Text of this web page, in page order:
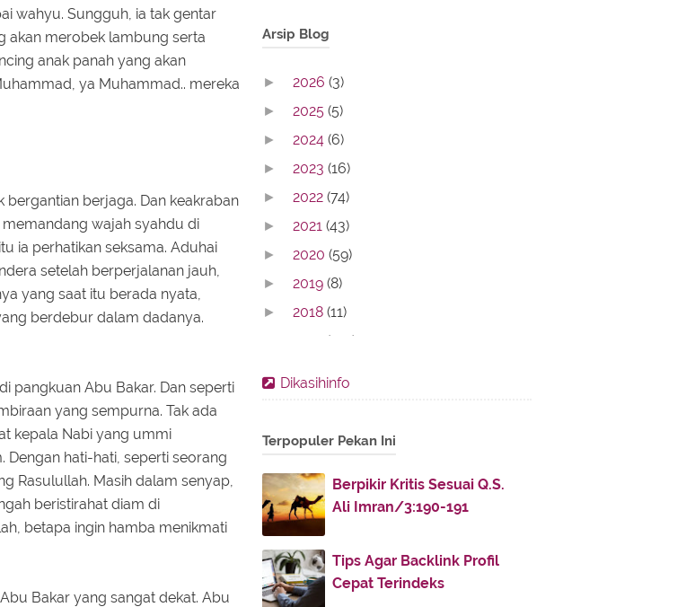
wahyu. Sungguh, ia tak gentar
akan merobek lambung serta
anak panah yang akan
ya Muhammad.. mereka
berjaga. Dan keakraban
wajah syahdu di
ia perhatikan seksama. Aduhai
setelah berperjalanan jauh,
yang saat itu berada nyata,
berdebur dalam dadanya.
pangkuan Abu Bakar. Dan seperti
yang sempurna. Tak ada
kepala Nabi yang ummi
Dengan hati-hati, seperti seorang
Rasulullah. Masih dalam senyap,
beristirahat diam di
betapa ingin hamba menikmati
Bakar yang sangat dekat. Abu
Arsip Blog
► 2026 (3)
► 2025 (5)
► 2024 (6)
► 2023 (16)
► 2022 (74)
► 2021 (43)
► 2020 (59)
► 2019 (8)
► 2018 (11)
(142)
► November(32)
► October(4)
► July
► June(38)
► May (30)
Dikasihinfo
Terpopuler Pekan Ini
Berpikir Kritis Sesuai Q.S.
Ali Imran/3:190-191
Tips Agar Backlink Profil
Cepat Terindeks